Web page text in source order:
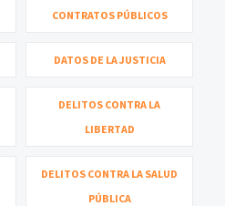
CONTRATOS PÚBLICOS
DATOS DE LA JUSTICIA
DELITOS CONTRA LA
LIBERTAD
DELITOS CONTRA LA SALUD
PÚBLICA